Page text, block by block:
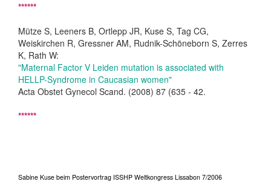
******
Mütze S, Leeners B, Ortlepp JR, Kuse S, Tag CG,
Weiskirchen R, Gressner AM, Rudnik-Schöneborn S, Zerres
K, Rath W:
"Maternal Factor V Leiden mutation is associated with
HELLP-Syndrome in Caucasian women"
Acta Obstet Gynecol Scand. (2008) 87 (635 - 42.
******
Sabine Kuse beim Postervortrag ISSHP Weltkongress Lissabon 7/2006